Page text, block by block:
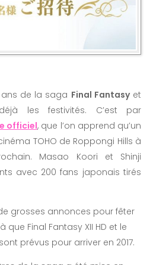
ans de la saga Final Fantasyet
les festivités. C’est par
officiel, que l’on apprend qu’un
TOHO de Roppongi Hills à
Masao Koori et Shinji
avec 200 fans japonais tirés
grosses annonces pour fêter
que Final Fantasy XII HD et le
prévus pour arriver en 2017.